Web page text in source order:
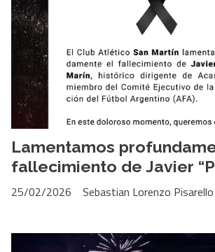
Lamentamos
fallecimiento de Javier
Sebastian Lorenzo Pisarello
25/02/2026